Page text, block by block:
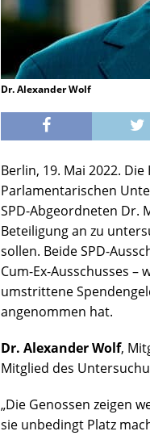
Dr. Alexander Wolf
Berlin, 19. Mai 2022.
Parlamentarischen
SPD-Abgeordneten Dr.
Beteiligung an zu
sollen. Beide SPD-
Cum-Ex-Ausschusses
umstrittene
angenommen hat.
Dr. Alexander Wolf,
Mitglied des
„Die Genossen zeigen
sie unbedingt Platz